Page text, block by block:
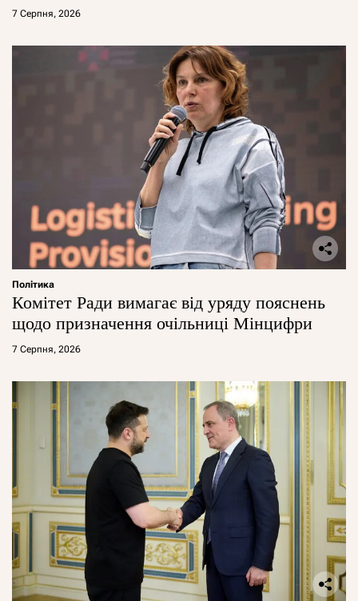
7 Серпня, 2026
Політика
Комітет Ради вимагає від уряду пояснень
щодо призначення очільниці Мінцифри
7 Серпня, 2026